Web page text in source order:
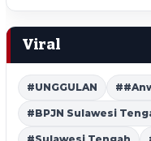
Viral
#UNGGULAN
#BPJN Sulawesi